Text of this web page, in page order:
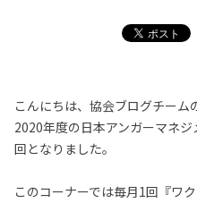
こんにちは、協会ブログチーム
2020年度の日本アンガーマネ
回となりました。
このコーナーでは毎月1回『ワ